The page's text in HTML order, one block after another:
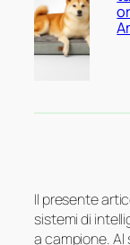
Il presente
sistemi di
a campione.